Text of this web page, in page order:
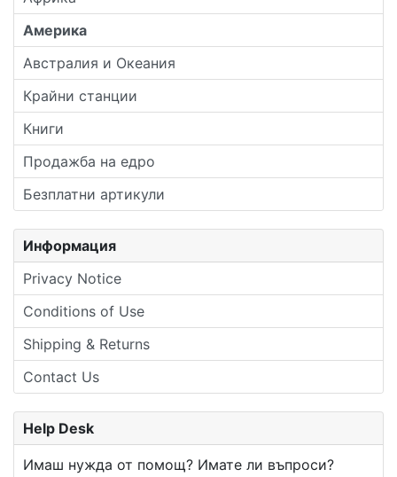
Америка
Австралия и Океания
Крайни станции
Книги
Продажба на едро
Безплатни артикули
Информация
Privacy Notice
Conditions of Use
Shipping & Returns
Contact Us
Help Desk
Имаш нужда от помощ? Имате ли въпроси?